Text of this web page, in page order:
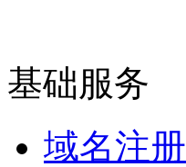
基础服务
域名注册